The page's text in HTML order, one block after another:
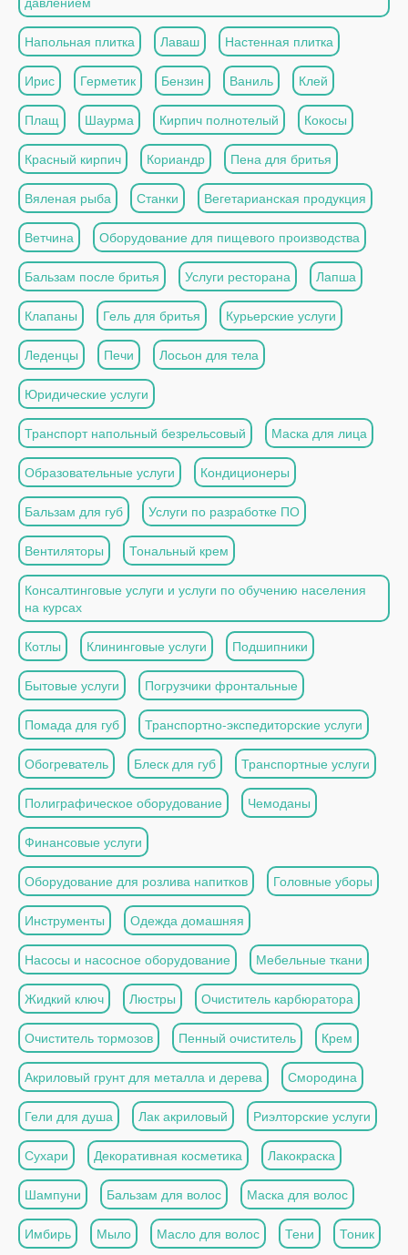
Напольная плитка Лаваш Настенная плитка
Ирис Герметик Бензин Ваниль Клей
Плащ Шаурма Кирпич полнотелый Кокосы
Красный кирпич Кориандр Пена для бритья
Вяленая рыба Станки Вегетарианская продукция
Ветчина Оборудование для пищевого производства
Бальзам после бритья Услуги ресторана Лапша
Клапаны Гель для бритья Курьерские услуги
Леденцы Печи Лосьон для тела
Юридические услуги
Транспорт напольный безрельсовый Маска для лица
Образовательные услуги Кондиционеры
Бальзам для губ Услуги по разработке ПО
Вентиляторы Тональный крем
Консалтинговые услуги и услуги по обучению населения
на курсах
Котлы Клининговые услуги Подшипники
Бытовые услуги Погрузчики фронтальные
Помада для губ Транспортно-экспедиторские услуги
Обогреватель Блеск для губ Транспортные услуги
Полиграфическое оборудование Чемоданы
Финансовые услуги
Оборудование для розлива напитков Головные уборы
Инструменты Одежда домашняя
Насосы и насосное оборудование Мебельные ткани
Жидкий ключ Люстры Очиститель карбюратора
Очиститель тормозов Пенный очиститель Крем
Акриловый грунт для металла и дерева Смородина
Гели для душа Лак акриловый Риэлторские услуги
Сухари Декоративная косметика Лакокраска
Шампуни Бальзам для волос Маска для волос
Имбирь Мыло Масло для волос Тени Тоник